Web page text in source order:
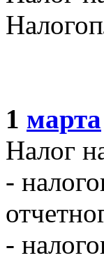
1 марта
Налог
-
-